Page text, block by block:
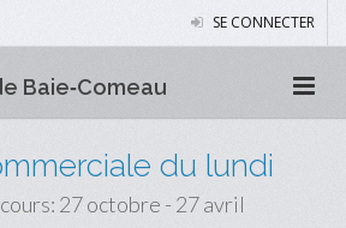
SE CONNECTER
Baie‑Comeau
du lundi
27 octobre - 27 avril